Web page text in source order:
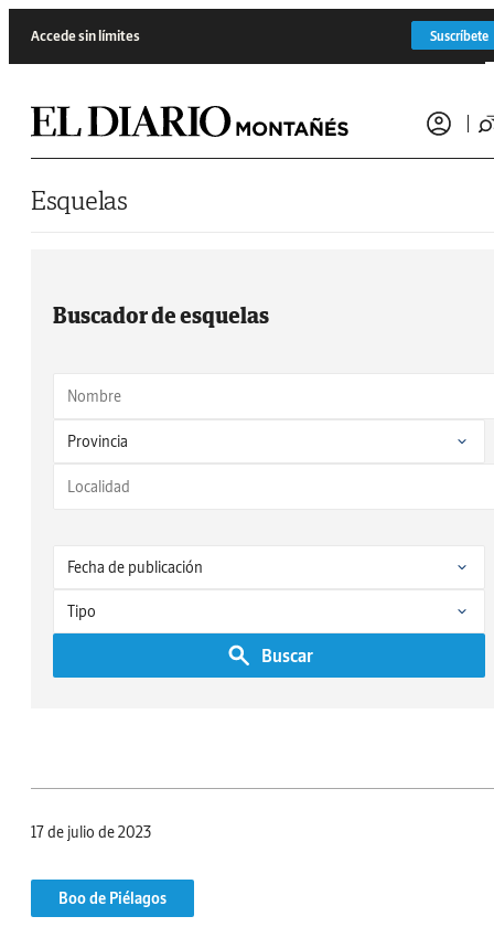
Accede sin límites Suscríbete
Esquelas
Buscador de esquelas
Buscar
17 de julio de 2023
Boo de Piélagos